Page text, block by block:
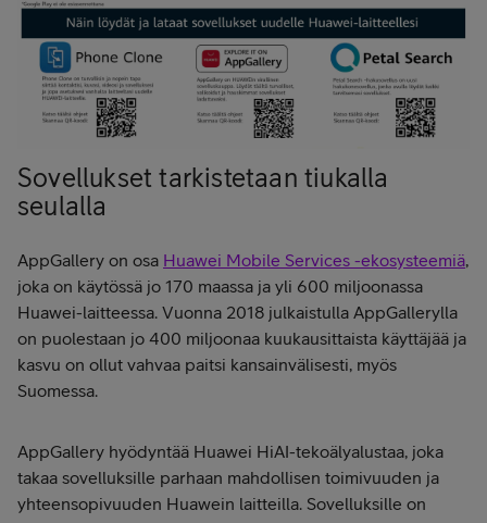
Sovellukset tarkistetaan tiukalla
seulalla
AppGallery on osa Huawei Mobile Services -ekosysteemiä,
joka on käytössä jo 170 maassa ja yli 600 miljoonassa
Huawei-laitteessa. Vuonna 2018 julkaistulla AppGallerylla
on puolestaan jo 400 miljoonaa kuukausittaista käyttäjää ja
kasvu on ollut vahvaa paitsi kansainvälisesti, myös
Suomessa.
AppGallery hyödyntää Huawei HiAI-tekoälyalustaa, joka
takaa sovelluksille parhaan mahdollisen toimivuuden ja
yhteensopivuuden Huawein laitteilla. Sovelluksille on